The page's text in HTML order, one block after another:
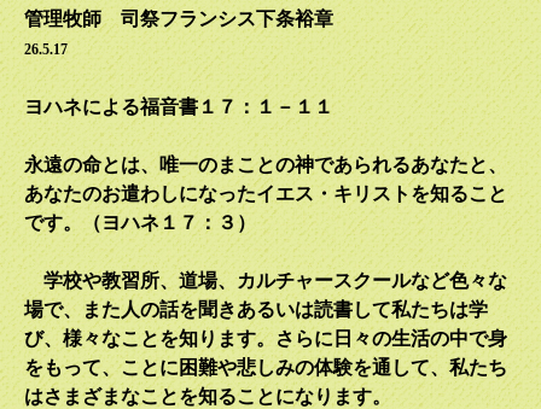
管理牧師 司祭フランシス下条裕章
26.5.17
ヨハネによる福音書１７：１－１１
永遠の命とは、唯一のまことの神であられるあなたと、
あなたのお遣わしになったイエス・キリストを知ること
です。（ヨハネ１７：３）
学校や教習所、道場、カルチャースクールなど色々な
場で、また人の話を聞きあるいは読書して私たちは学
び、様々なことを知ります。さらに日々の生活の中で身
をもって、ことに困難や悲しみの体験を通して、私たち
はさまざまなことを知ることになります。